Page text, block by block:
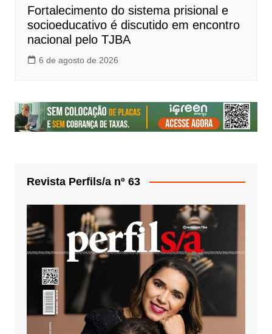
Fortalecimento do sistema prisional e
socioeducativo é discutido em encontro
nacional pelo TJBA
6 de agosto de 2026
Revista Perfils/a nº 63